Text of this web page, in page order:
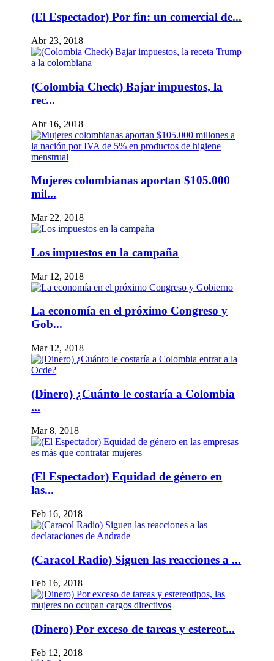
(El Espectador) Por fin: un comercial de...
Abr 23, 2018
(Colombia Check) Bajar impuestos, la
rec...
Abr 16, 2018
Mujeres colombianas aportan $105.000
mil...
Mar 22, 2018
Los impuestos en la campaña
Mar 12, 2018
La economía en el próximo Congreso y
Gob...
Mar 12, 2018
(Dinero) ¿Cuánto le costaría a Colombia
...
Mar 8, 2018
(El Espectador) Equidad de género en
las...
Feb 16, 2018
(Caracol Radio) Siguen las reacciones a ...
Feb 16, 2018
(Dinero) Por exceso de tareas y estereot...
Feb 12, 2018